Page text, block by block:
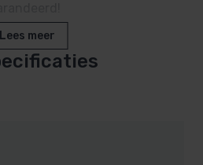
ook zelfstandig uit elkaar
plaats.
Lees meer